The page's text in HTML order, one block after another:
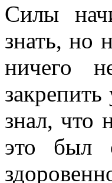
Силы
знать, но
ничего
знал, что
это был